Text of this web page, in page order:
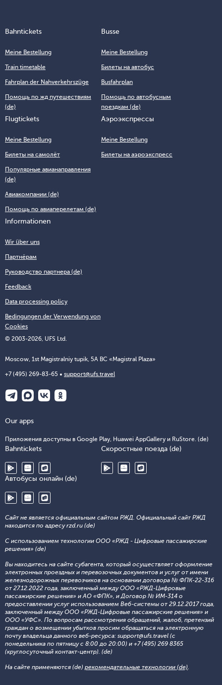
© 2003-2026, UFS Ltd.
Moscow, 1st Magistralniy tupik, 5A BC «Magistral Plaza»
+7 (495) 269-83-65 support@ufs.travel
Bahntickets
Meine Bestellung
Train timetable
Fahrplan der Nahverkehrszüge
Помощь по жд путешествиям
(de)
Busse
Meine Bestellung
Билеты на автобус
Busfahrplan
Помощь по автобусным
поездкам (de)
Flugtickets
Meine Bestellung
Билеты на самолёт
Популярные авианаправления
(de)
Авиакомпании (de)
Помощь по авиаперелетам (de)
Аэроэкспрессы
Meine Bestellung
Билеты на аэроэкспресс
Informationen
Wir über uns
Партнёрам
Руководство партнера (de)
Feedback
Data processing policy
Bedingungen der Verwendung von
Cookies
Our apps
Приложения доступны в Google Play, Huawei AppGallery и RuStore. (de)
Bahntickets Скоростные поезда (de)
Автобусы онлайн (de)
Сайт не является официальным сайтом РЖД. Официальный сайт РЖД
находится по адресу rzd.ru (de)
С использованием технологии ООО «РЖД - Цифровые пассажирские
решения» (de)
Вы находитесь на сайте субагента, который осуществляет оформление
электронных проездных и перевозочных документов и услуг от имени
железнодорожных перевозчиков на основании договора № ФПК-22-316
от 27.12.2022 года, заключенный между ООО «РЖД-Цифровые
пассажирские решения» и АО «ФПК», и Договор № ИМ-314 о
предоставлении услуг использованием Веб-системы от 29.12.2017 года,
заключенный между ООО «РЖД-Цифровые пассажирские решения» и
ООО «УФС». По вопросам рассмотрения обращений, жалоб, претензий
граждан о возмещении убытков просим обращаться на электронную
почту владельца данного веб-ресурса: support@ufs.travel (с
понедельника по пятницу с 8:00 до 20:00) и +7 (495) 269 8365
(круглосуточный контакт-центр). (de)
На сайте применяются (de) рекомендательные технологии (de)